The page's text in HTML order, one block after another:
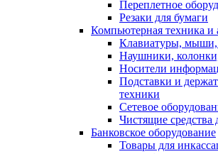
Переплетное
Резаки для бумаги
Компьютерная техника и
Клавиатуры,
Наушники,
Носители
Подставки и
техники
Сетевое
Чистящие средства
Банковское оборудование
Товары для